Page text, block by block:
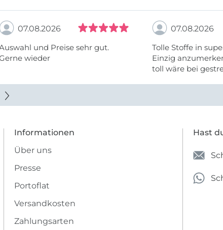
07.08.2026
und Preise sehr gut.
wieder
07.08.2026
Tolle Stoffe in
Einzig
toll wäre bei
Informationen
Über uns
Presse
Portoflat
Versandkosten
Zahlungsarten
Hast